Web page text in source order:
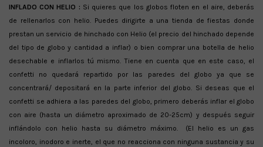
INFLADO CON HELIO : Si quieres que los globos floten en el aire, deberás
de rellenarlos con helio. Puedes dirigirte a una tienda de fiestas donde
prestan un servicio de hinchado con Helio (el precio del hinchado depende
del tipo de globo y cantidad a inflar) o bien comprar una botella de helio
desechable e inflarlos tú mismo. Tiene en cuenta que en este caso, el
confetti no quedará repartido por las paredes del globo ya que se
concentrará/ depositará en la parte inferior del globo. Si deseas que el
confetti se adhiera a las paredes del globo, primero deberás inflar el globo
con aire (hasta un diámetro aproximado de 20-25cm) y después seguir
inflándolo con helio hasta su diámetro máximo. (El helio es un gas
incoloro, inodoro e inerte, el que no reacciona con ninguna sustancia y su